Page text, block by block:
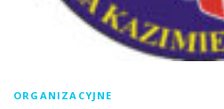
ORGANIZACYJNE